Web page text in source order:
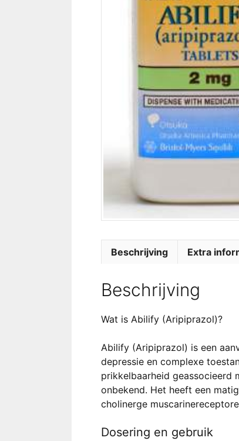
Beschrijving Extra
Beschrijving
Wat is Abilify (Aripiprazol)?
Abilify (Aripiprazol) is een
depressie en complexe
prikkelbaarheid geassocieerd
onbekend. Het heeft een
cholinerge
Dosering en gebruik